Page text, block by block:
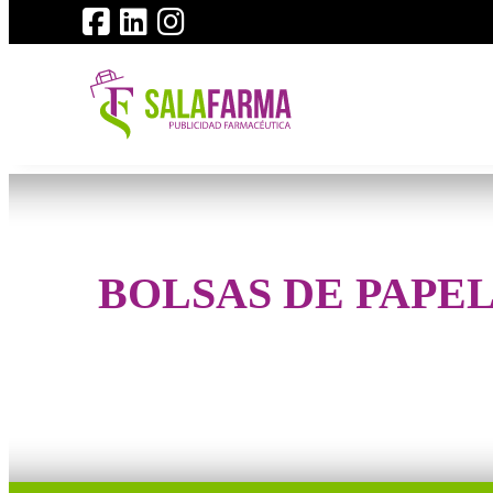
BOLSAS DE